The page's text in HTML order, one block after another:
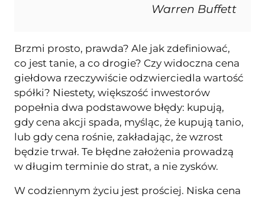
Warren Buffett
Brzmi prosto, prawda? Ale jak zdefiniować,
co jest tanie, a co drogie? Czy widoczna cena
giełdowa rzeczywiście odzwierciedla wartość
spółki? Niestety, większość inwestorów
popełnia dwa podstawowe błędy: kupują,
gdy cena akcji spada, myśląc, że kupują tanio,
lub gdy cena rośnie, zakładając, że wzrost
będzie trwał. Te błędne założenia prowadzą
w długim terminie do strat, a nie zysków.
W codziennym życiu jest prościej. Niska cena